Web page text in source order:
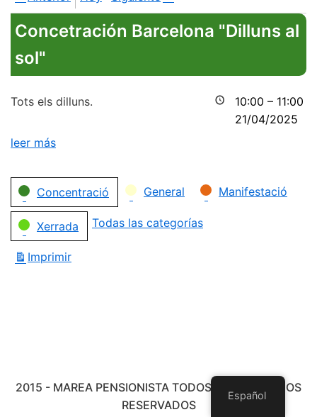
Concetración Barcelona "Dilluns al
sol"
10:00 – 11:00
21/04/2025
Tots els dilluns.
leer más
Categorías
Concentració General Manifestació
Xerrada Todas las categorías
Imprimir
2015 - MAREA PENSIONISTA TODOS LOS DERECHOS
RESERVADOS
Español